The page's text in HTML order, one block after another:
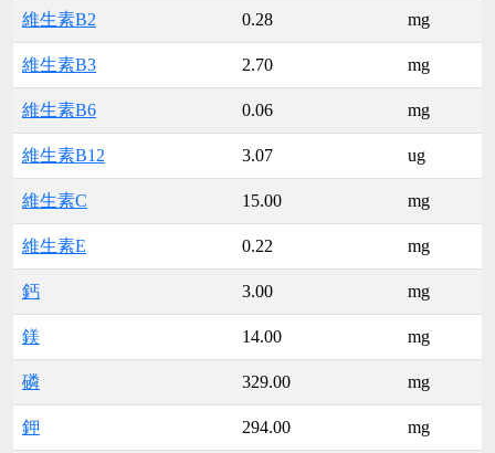
維生素B2 0.28 mg
維生素B3 2.70 mg
維生素B6 0.06 mg
維生素B12 3.07 ug
維生素C 15.00 mg
維生素E 0.22 mg
鈣 3.00 mg
鎂 14.00 mg
磷 329.00 mg
鉀 294.00 mg